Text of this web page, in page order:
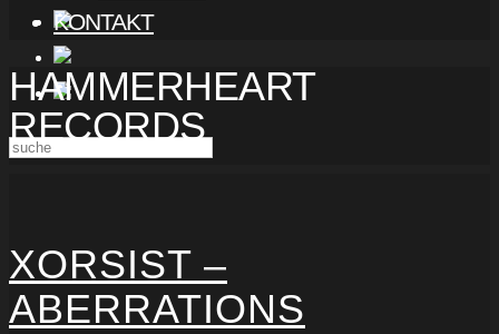
KONTAKT
HAMMERHEART
RECORDS
XORSIST –
ABERRATIONS